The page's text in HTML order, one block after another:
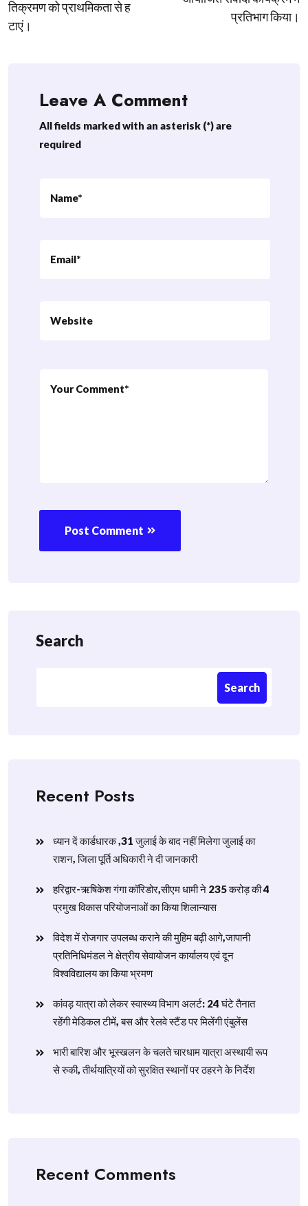
तिक्रमण को प्राथमिकता से ह
टाएं।
प्रतिभाग किया।
Leave A Comment
All fields marked with an asterisk (*) are
required
Post Comment
Search
Search
Recent Posts
ध्यान दें कार्डधारक ,31 जुलाई के बाद नहीं मिलेगा जुलाई का
राशन, जिला पूर्ति अधिकारी ने दी जानकारी
हरिद्वार-ऋषिकेश गंगा कॉरिडोर,सीएम धामी ने 235 करोड़ की 4
प्रमुख विकास परियोजनाओं का किया शिलान्यास
विदेश में रोजगार उपलब्ध कराने की मुहिम बढ़ी आगे,जापानी
प्रतिनिधिमंडल ने क्षेत्रीय सेवायोजन कार्यालय एवं दून
विश्वविद्यालय का किया भ्रमण
​कांवड़ यात्रा को लेकर स्वास्थ्य विभाग अलर्ट: 24 घंटे तैनात
रहेंगी मेडिकल टीमें, बस और रेलवे स्टैंड पर मिलेंगी एंबुलेंस
​भारी बारिश और भूस्खलन के चलते चारधाम यात्रा अस्थायी रूप
से रुकी, तीर्थयात्रियों को सुरक्षित स्थानों पर ठहरने के निर्देश
Recent Comments